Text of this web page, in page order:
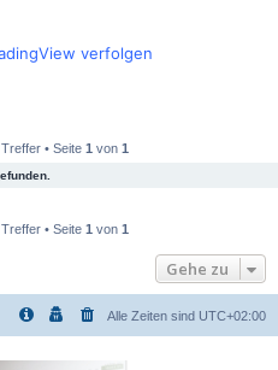
verfolgen
• Seite 1 von 1
• Seite 1 von 1
Gehe zu
Alle Zeiten sind UTC+02:00